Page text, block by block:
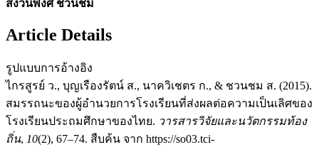
สงวนพงศ์ ชวนชม
Article Details
รูปแบบการอ้างอิง
ไกรสูรย์ ว., บุญเรืองรัตน์ ส., นาควิเชตร ก., & ชวนชม ส. (2015).
สมรรถนะของผู้อำนวยการโรงเรียนที่ส่งผลต่อความเป็นเลิศของ
โรงเรียนประถมศึกษาของไทย. วารสารวิจัยและนวัตกรรมท้อง
ถิ่น, 10(2), 67–74. สืบค้น จาก https://so03.tci-